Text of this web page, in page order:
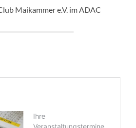
Maikammer e.V. im ADAC